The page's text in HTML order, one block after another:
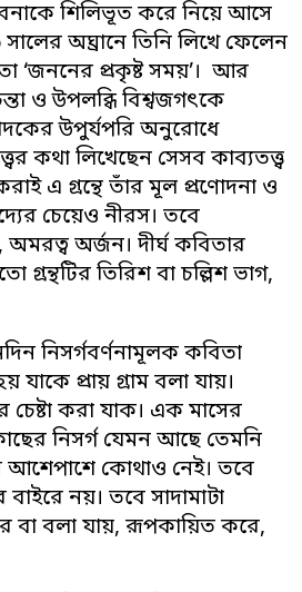
শিলিভূত করে নিয়ে আসে
অঘ্রানে তিনি লিখে ফেলেন
তা ‘জননের প্রকৃষ্ট সময়’। আর
ও উপলব্ধি বিশ্বজগৎকে
উপুর্যপরি অনুরোধে
কথা লিখেছেন সেসব কাব্যতত্ত্ব
এ গ্রন্থে তাঁর মূল প্রণোদনা ও
চেয়েও নীরস। তবে
অমরত্ব অর্জন। দীর্ঘ কবিতার
তিরিশ বা চল্লিশ ভাগ,
নিসর্গবর্ণনামূলক কবিতা
প্রায় গ্রাম বলা যায়।
করা যাক। এক মাসের
নিসর্গ যেমন আছে তেমনি
আশেপাশে কোথাও নেই। তবে
নয়। তবে সাদামাটা
বা বলা যায়, রূপকায়িত করে,